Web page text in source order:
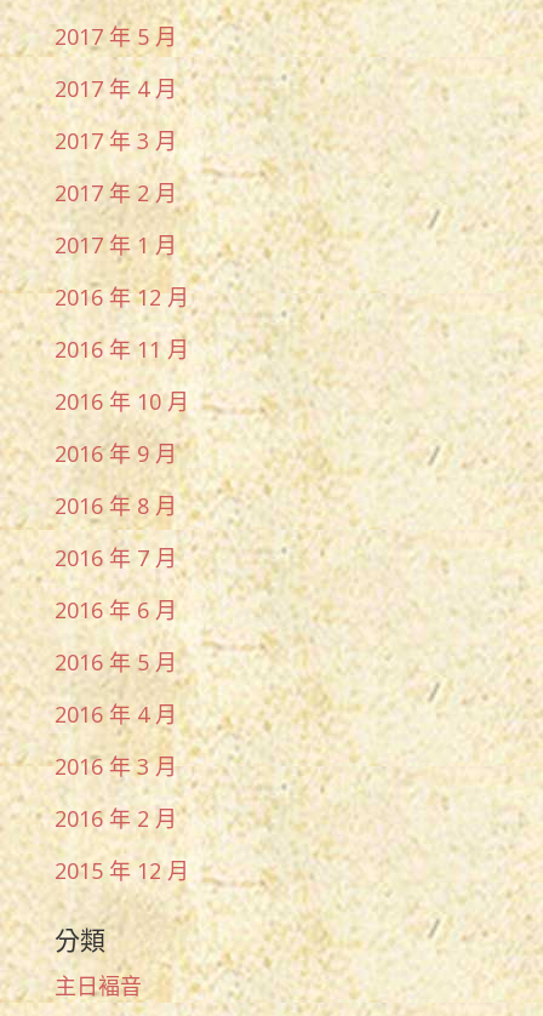
2017 年 5 月
2017 年 4 月
2017 年 3 月
2017 年 2 月
2017 年 1 月
2016 年 12 月
2016 年 11 月
2016 年 10 月
2016 年 9 月
2016 年 8 月
2016 年 7 月
2016 年 6 月
2016 年 5 月
2016 年 4 月
2016 年 3 月
2016 年 2 月
2015 年 12 月
分類
主日褔音